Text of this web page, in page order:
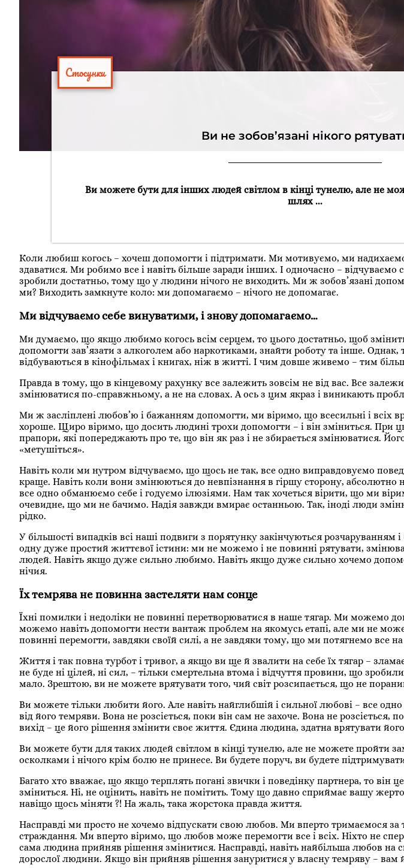
Стосунки
Ви не зобов’язані нікого
Ви можете бути для інших людей світлом в кінці тунелю, але не
шлях ...
Коли любиш когось – хочеш допомогти і підтримати. Ми мотивуємо, ми
здаватися. Ми робимо все і навіть більше заради інших. І одночасно –
зробили достатньо, тому що у людини нічого не виходить. Ми ж зобов’язані
ми? Виходить замкнуте коло: ми допомагаємо – нічого не допомагає.
Ми відчуваємо себе винуватими, і знову допомагаємо…
Ми думаємо, що якщо любимо когось всім серцем, то цього достатньо, щоб
допомогти зав’язати з алкоголем або наркотиками, знайти роботу та інше. Однак,
відбуваються в кінофільмах і книгах, ніж в житті. І чим довше живемо – тим
Правда в тому, що в кінцевому рахунку все залежить зовсім не від вас. Все
змінюватися по-справжньому, а не на словах. А ось з цим якраз і виникають
Ми ж засліплені любов’ю і бажанням допомогти, ми віримо, що всесильні і всіх
хороше. Щиро віримо, що досить людині трохи допомогти – і він зміниться. При
прапори, які попереджають про те, що він як раз і не збирається змінюватися.
«метушіться».
Навіть коли ми нутром відчуваємо, що щось не так, все одно виправдовуємо
краще. Навіть коли вони змінюються до невпізнання в гіршу сторону,
все одно обманюємо себе і годуємо ілюзіями. Нам так хочеться вірити, що ми
очевидне, що ми не бачимо. Надія завжди вмирає останньою. Так, іноді люди
рідко.
У більшості випадків всі наші подвиги з порятунку закінчуються
одну дуже простий життєвої істини: ми не можемо і не повинні рятувати,
людей. Навіть якщо дуже сильно любимо. Навіть якщо дуже сильно хочемо
нічия.
Їх темрява не повинна застеляти нам сонце
Їхні помилки і недоліки не повинні перетворюватися в наше тягар. Ми можемо
можемо навіть допомогти нести вантаж проблем на якомусь етапі, але ми не
повинні перемогти, завдяки своїй силі, а не завдяки тому, що ми потягнемо все на
Життя і так повна турбот і тривог, а якщо ви ще й звалити на себе їх тягар –
не буде ні цілей, ні сил, – тільки смертельна втома і відчуття провини, що
мало. Зрештою, ви не можете врятувати того, чий світ розсипається, що не
Ви можете тільки любити його. Але навіть найглибшій і сильної любові – все
від його темряви. Вона не розсіється, поки він сам не захоче. Вона не розсіється,
вихід – це його рішення змінити своє життя. Єдина людина, здатна врятувати
Ви можете бути для таких людей світлом в кінці тунелю, але не можете пройти
осколками і нічого крім болю не принесе. Ви будете поруч, ви будете
Багато хто вважає, що якщо терплять погані звички і поведінку партнера, то він
зміниться. Ні, не оцінить, навіть не помітить. Тому що давно сприймає вашу
навіщо щось міняти ?! На жаль, така жорстока правда життя.
Насправді ми просто не хочемо відпускати свою любов. Ми вперто тримаємося за
страждання. Ми вперто віримо, що любов може перемогти все і всіх. Ніхто не
сама людина прийняв рішення змінитися. Насправді, навіть найбільша любов на
дорослої людини. Якщо він прийняв рішення зануритися у власну темряву – вам